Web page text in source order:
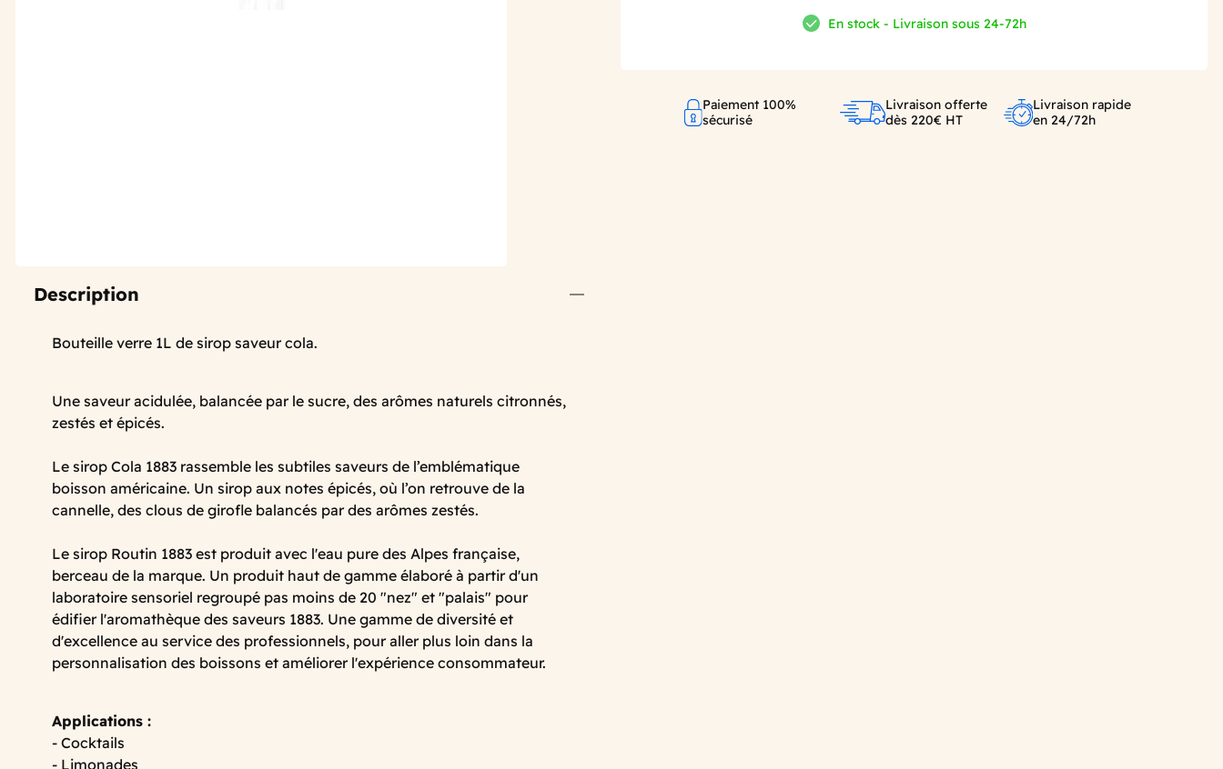
Description
Bouteille verre 1L de sirop saveur cola.
Une saveur acidulée, balancée par le sucre, des arômes naturels citronnés,
zestés et épicés.
Le sirop Cola 1883 rassemble les subtiles saveurs de l’emblématique
boisson américaine. Un sirop aux notes épicés, où l’on retrouve de la
cannelle, des clous de girofle balancés par des arômes zestés.
Le sirop Routin 1883 est produit avec l'eau pure des Alpes française,
berceau de la marque. Un produit haut de gamme élaboré à partir d'un
laboratoire sensoriel regroupé pas moins de 20 "nez" et "palais" pour
édifier l'aromathèque des saveurs 1883. Une gamme de diversité et
d'excellence au service des professionnels, pour aller plus loin dans la
personnalisation des boissons et améliorer l'expérience consommateur.
Applications :
- Cocktails
- Limonades
En stock - Livraison sous 24-72h
Paiement 100%
sécurisé
Livraison offerte
dès 220€ HT
Livraison rapide
en 24/72h